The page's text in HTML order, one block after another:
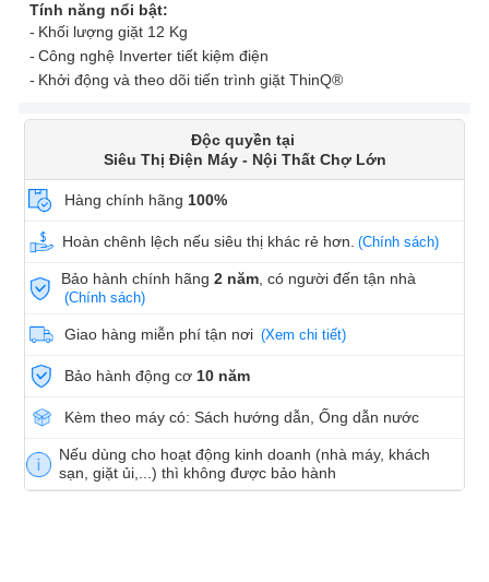
Tính năng nổi bật:
Khối lượng giặt 12 Kg
Công nghệ Inverter tiết kiệm điện
Khởi động và theo dõi tiến trình giặt ThinQ®
Độc quyền tại
Siêu Thị Điện Máy - Nội Thất Chợ Lớn
Hàng chính hãng 100%
Hoàn chênh lệch nếu siêu thị khác rẻ hơn. (Chính sách)
Bảo hành chính hãng2 năm , có người đến tận nhà
(Chính sách)
Giao hàng miễn phí tận nơi (Xem chi tiết)
Bảo hành động cơ 10 năm
Kèm theo máy có: Sách hướng dẫn, Ống dẫn nước
Nếu dùng cho hoạt động kinh doanh (nhà máy, khách
sạn, giặt ủi,...) thì không được bảo hành